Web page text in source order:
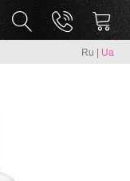
Ru Ua